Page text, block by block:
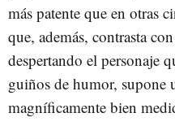
más patente que en otras
que, además, contrasta
despertando el personaje
guiños de humor, supone
magníficamente bien